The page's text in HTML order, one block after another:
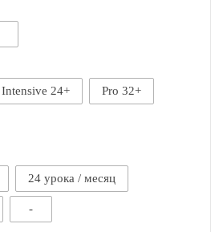
Intensive 24+ Pro 32+
24 урока / месяц
-